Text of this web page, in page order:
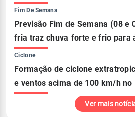
Fim De Semana
Previsão Fim de Semana (08 e
fria traz chuva forte e frio para
Ciclone
Formação de ciclone
e ventos acima de 100 km/h no
Ver mais